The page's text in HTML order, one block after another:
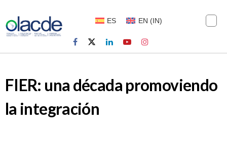
ES EN (IN)
FIER: una década promoviendo
la integración